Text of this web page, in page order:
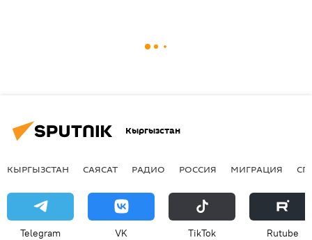
Кыргызстан
КЫРГЫЗСТАН САЯСАТ РАДИО РОССИЯ МИГРАЦИЯ
Telegram VK ТikТоk Rutube